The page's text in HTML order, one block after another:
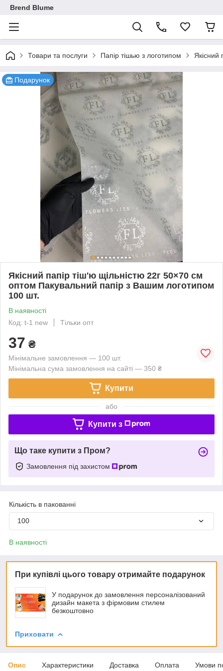
Brend Blume
Товари та послуги Папір тішью з логотипом
Подарунок
Якісний папір тіш'ю щільністю 22г 50×70 см
оптом Пакувальний папір з Вашим логотипом
100 шт.
В наявності
Код: t-1 new
Тільки опт
37 ₴
Мінімальне замовлення — 100 шт.
Мінімальна сума замовлення на сайті — 350 ₴
Купити
або
Купити з
Що таке купити з Пром?
Замовлення під захистом
Кількість в пакованні
100
В наявності
При купівлі цього товару отримайте подарунок
У подарунок до замовлення персоналізований
дизайн макета з фірмовим стилем
безкоштовно
Приховати
Опис Характеристики Доставка Оплата Умови